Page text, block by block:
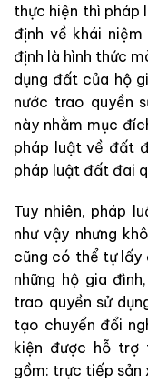
thực hiện thì pháp
định về khái
định là hình thức
dụng đất của hộ
nước trao quyền
này nhằm mục
pháp luật về đất
pháp luật đất đai
Tuy nhiên, pháp
như vậy nhưng
cũng có thể tự lấy
những hộ gia
trao quyền sử
tạo chuyển đổi
kiện được hỗ
gồm: trực tiếp sản